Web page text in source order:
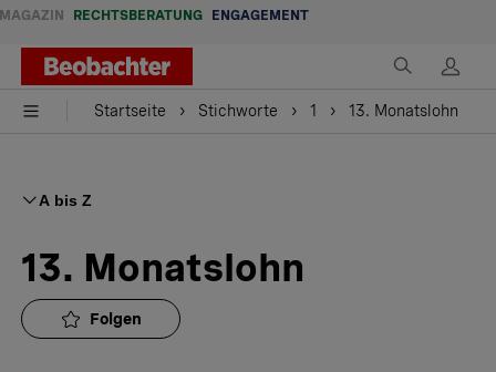
MAGAZIN RECHTSBERATUNG ENGAGEMENT
Startseite Stichworte 1 13. Monatslohn
A bis Z
13. Monatslohn
Folgen